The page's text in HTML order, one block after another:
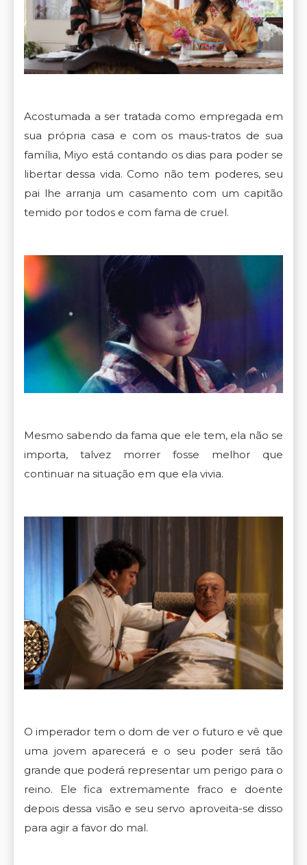
Acostumada a ser tratada como empregada em
sua própria casa e com os maus-tratos de sua
família, Miyo está contando os dias para poder se
libertar dessa vida. Como não tem poderes, seu
pai lhe arranja um casamento com um capitão
temido por todos e com fama de cruel.
Mesmo sabendo da fama que ele tem, ela não se
importa, talvez morrer fosse melhor que
continuar na situação em que ela vivia.
O imperador tem o dom de ver o futuro e vê que
uma jovem aparecerá e o seu poder será tão
grande que poderá representar um perigo para o
reino. Ele fica extremamente fraco e doente
depois dessa visão e seu servo aproveita-se disso
para agir a favor do mal.